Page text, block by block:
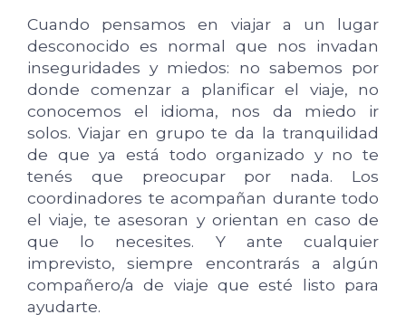
Cuando pensamos en viajar a un lugar
desconocido es normal que nos invadan
inseguridades y miedos: no sabemos por
donde comenzar a planificar el viaje, no
conocemos el idioma, nos da miedo ir
solos. Viajar en grupo te da la tranquilidad
de que ya está todo organizado y no te
tenés que preocupar por nada. Los
coordinadores te acompañan durante todo
el viaje, te asesoran y orientan en caso de
que lo necesites. Y ante cualquier
imprevisto, siempre encontrarás a algún
compañero/a de viaje que esté listo para
ayudarte.